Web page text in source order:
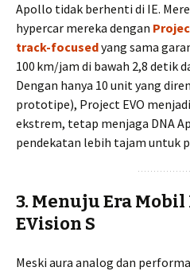
Apollo tidak berhenti di IE.
hypercar mereka dengan
track-focusedyang sama
100 km/jam di bawah 2,8 detik
Dengan hanya 10 unit yang
prototipe), Project EVO
ekstrem, tetap menjaga DNA
pendekatan lebih tajam untuk
3. Menuju Era
EVision S
Meski aura analog dan